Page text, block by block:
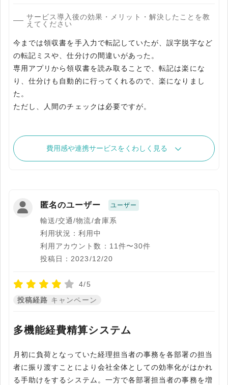
サービス導入後の効果・メリット・解決したことを教
えてください
今までは領収書を手入力で転記していたが、誤字脱字など
の転記ミスや、仕分けの間違いがあった。
専用アプリから領収書を読み取ることで、転記は楽にな
り、仕分けも自動的に行ってくれるので、楽になりまし
た。
ただし、人間のチェックは必要ですが。
費用感や連携サービスをくわしく見る
匿名のユーザー ユーザー
輸送/交通/物流/倉庫系
利用状況：利用中
利用アカウント数：11件〜30件
投稿日：2023/12/20
4/5
投稿経路 キャンペーン
多機能経費精算システム
月初に負荷となっていた経理担当者の事務を各部署の担当
者に振り渡すことにより会社全体としての効率化がはかれ
る手助けをするシステム。一方で各部署担当者の事務を増